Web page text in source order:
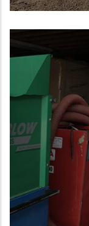
LesEts
uncamion
EN